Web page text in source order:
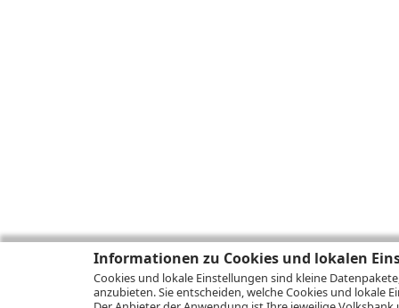
Informationen zu Cookies und lokalen
Cookies und lokale Einstellungen sind kleine
anzubieten. Sie entscheiden, welche Cookies und lokale